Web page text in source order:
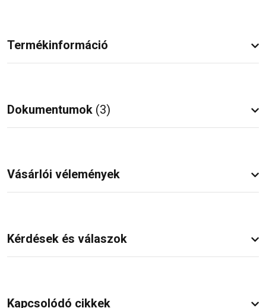
Termékinformáció
Dokumentumok (3)
Vásárlói vélemények
Kérdések és válaszok
Kapcsolódó cikkek